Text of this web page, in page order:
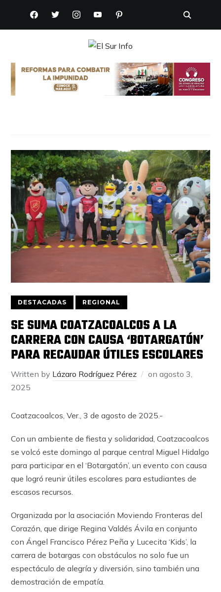
FACEBOOKTWITTERINSTAGRAMYOUTUBEPINTEREST
DESTACADAS REGIONAL
SE SUMA COATZACOALCOS A LA
CARRERA CON CAUSA ‘BOTARGATÓN’
PARA RECAUDAR ÚTILES ESCOLARES
Written by Lázaro Rodríguez Pérez onagosto 3,
2025
Coatzacoalcos, Ver., 3 de agosto de 2025.-
Con un ambiente de fiesta y solidaridad, Coatzacoalcos
se volcó este domingo al parque central Miguel Hidalgo
para participar en el ‘Botargatón’, un evento con causa
que logró reunir útiles escolares para estudiantes de
escasos recursos.
Organizada por la asociación Moviendo Fronteras del
Corazón, que dirige Regina Valdés Ávila en conjunto
con Ángel Francisco Pérez Peña y Lucecita ‘Kids’, la
carrera de botargas con obstáculos no solo fue un
espectáculo de alegría y diversión, sino también una
demostración de empatía.